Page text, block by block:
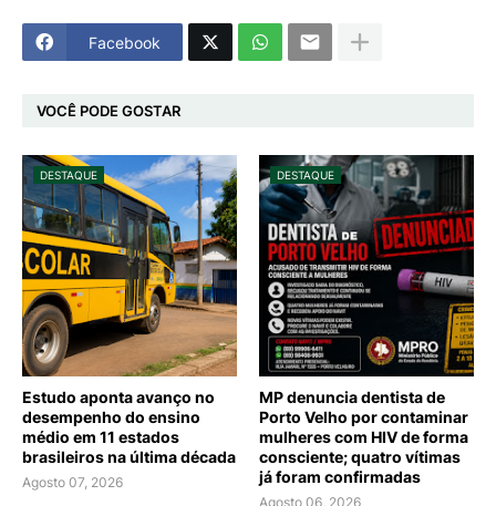
Facebook
VOCÊ PODE GOSTAR
DESTAQUE
Estudo aponta avanço no
desempenho do ensino
médio em 11 estados
brasileiros na última década
Agosto 07, 2026
DESTAQUE
MP denuncia dentista de
Porto Velho por contaminar
mulheres com HIV de forma
consciente; quatro vítimas
já foram confirmadas
Agosto 06, 2026